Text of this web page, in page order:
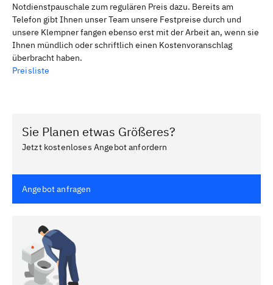
Notdienstpauschale zum regulären Preis dazu. Bereits am
Telefon gibt Ihnen unser Team unsere Festpreise durch und
unsere Klempner fangen ebenso erst mit der Arbeit an, wenn sie
Ihnen mündlich oder schriftlich einen Kostenvoranschlag
überbracht haben.
Preisliste
Sie Planen etwas Größeres?
Jetzt kostenloses Angebot anfordern
Angebot anfragen